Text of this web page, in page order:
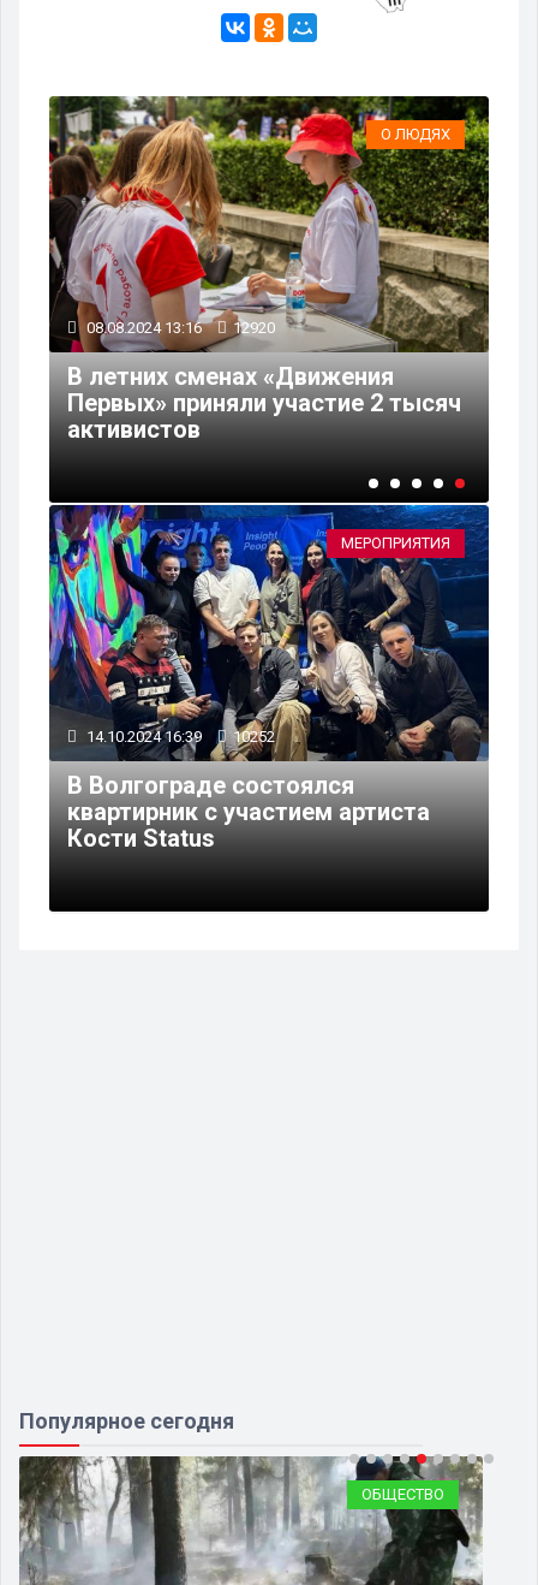
О ЛЮДЯХ
08.08.2024 13:16 12920
В летних сменах «Движения
Первых» приняли участие 2 тысяч
активистов
МЕРОПРИЯТИЯ
14.10.2024 16:39 10252
В Волгограде состоялся
квартирник с участием артиста
Кости Status
Популярное сегодня
ОБЩЕСТВО